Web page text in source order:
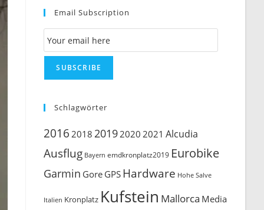
Email Subscription
Email Subscription
SUBSCRIBE
Schlagwörter
2016 2018 20192020 2021 Alcudia
Ausflug Bayern emdkronplatz2019 Eurobike
Garmin Gore GPS Hardware Hohe Salve
Italien Kronplatz Kufstein Mallorca Media